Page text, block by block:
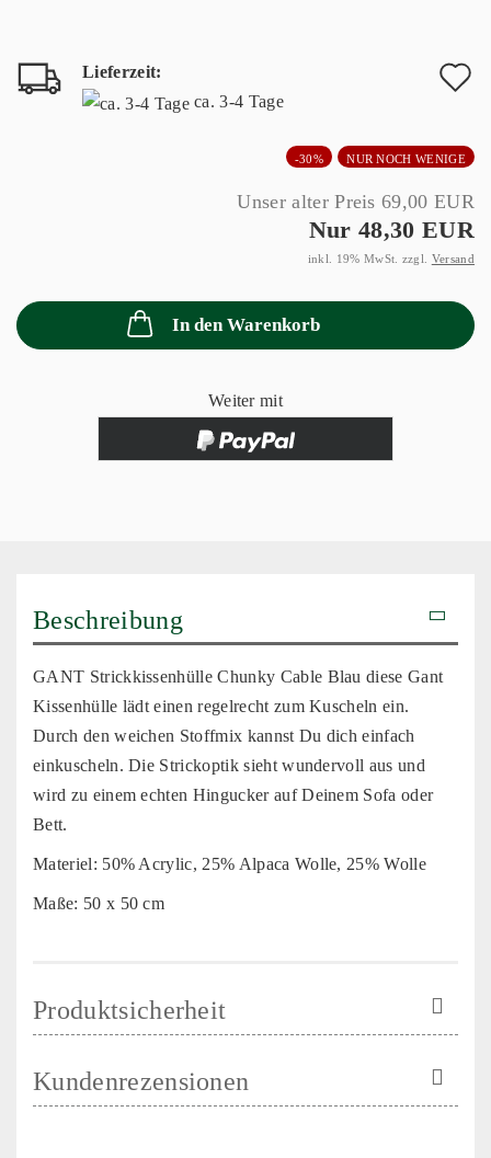
Lieferzeit:
ca. 3-4 Tage
-30% NUR NOCH WENIGE
Unser alter Preis 69,00 EUR
Nur 48,30 EUR
inkl. 19% MwSt. zzgl. Versand
In den Warenkorb
Weiter mit
Beschreibung
GANT Strickkissenhülle Chunky Cable Blau diese Gant
Kissenhülle lädt einen regelrecht zum Kuscheln ein.
Durch den weichen Stoffmix kannst Du dich einfach
einkuscheln. Die Strickoptik sieht wundervoll aus und
wird zu einem echten Hingucker auf Deinem Sofa oder
Bett.
Materiel: 50% Acrylic, 25% Alpaca Wolle, 25% Wolle
Maße: 50 x 50 cm
Produktsicherheit
Kundenrezensionen